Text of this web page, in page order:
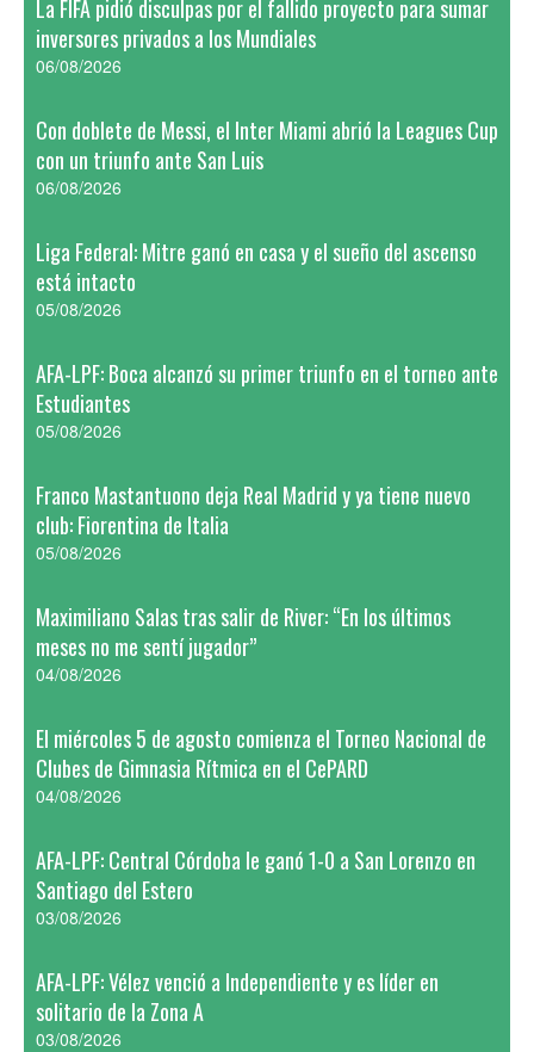
La FIFA pidió disculpas por el fallido proyecto para sumar
inversores privados a los Mundiales
06/08/2026
Con doblete de Messi, el Inter Miami abrió la Leagues Cup
con un triunfo ante San Luis
06/08/2026
Liga Federal: Mitre ganó en casa y el sueño del ascenso
está intacto
05/08/2026
AFA-LPF: Boca alcanzó su primer triunfo en el torneo ante
Estudiantes
05/08/2026
Franco Mastantuono deja Real Madrid y ya tiene nuevo
club: Fiorentina de Italia
05/08/2026
Maximiliano Salas tras salir de River: “En los últimos
meses no me sentí jugador”
04/08/2026
El miércoles 5 de agosto comienza el Torneo Nacional de
Clubes de Gimnasia Rítmica en el CePARD
04/08/2026
AFA-LPF: Central Córdoba le ganó 1-0 a San Lorenzo en
Santiago del Estero
03/08/2026
AFA-LPF: Vélez venció a Independiente y es líder en
solitario de la Zona A
03/08/2026